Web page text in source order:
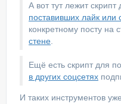
А вот тут лежит
поставивших лайк или
конкретному посту на
стене
Ещё есть скрипт для
в других соцсетях
И таких инструментов